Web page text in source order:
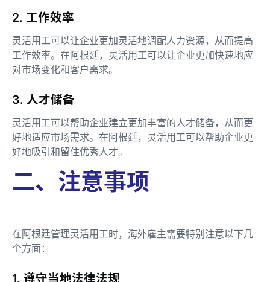
2. 工作效率
灵活用工可以让企业更加灵活地调配人力资源，从而提高
工作效率。在阿根廷，灵活用工可以让企业更加快速地应
对市场变化和客户需求。
3. 人才储备
灵活用工可以帮助企业建立更加丰富的人才储备，从而更
好地适应市场需求。在阿根廷，灵活用工可以帮助企业更
好地吸引和留住优秀人才。
二、注意事项
在阿根廷管理灵活用工时，海外雇主需要特别注意以下几
个方面：
1. 遵守当地法律法规